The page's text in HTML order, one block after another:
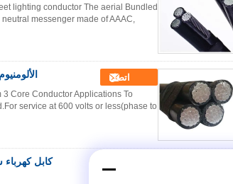
lighting conductor The aerial Bundled
messenger made of AAAC,
الألومنيوم 3 الأساسية موصل كابل هوائي المجمعة لا غمد IEC 60502 اتصل
Core Conductor Applications To
service at 600 volts or less(phase to